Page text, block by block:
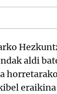
aldi
eraikina